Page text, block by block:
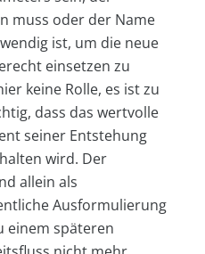
muss oder der Name
ist, um die neue
einsetzen zu
keine Rolle, es ist zu
dass das wertvolle
seiner Entstehung
wird. Der
allein als
Ausformulierung
einem späteren